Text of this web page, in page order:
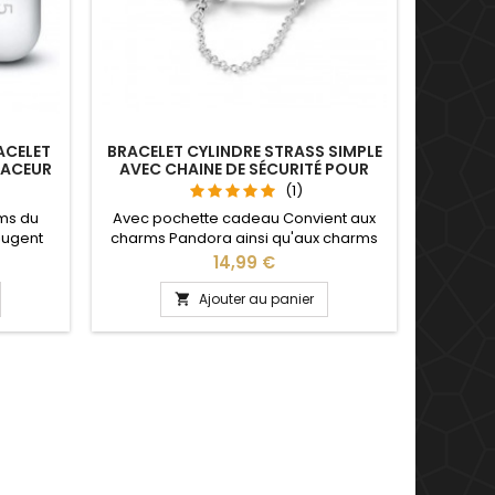
du
charm
de
BRACELET CYLINDRE STRASS SIMPLE
AVEC CHAINE DE SÉCURITÉ POUR
CHARM
(1)
Avec pochette cadeau Convient aux
charms Pandora ainsi qu'aux charms
de notre site idéal pour : Noël, Saint
Valentin, anniversaire, anniversaire de
mariage Plusieurs tailles disponible : 17,
18, 19, 20, 21 cm Pour la dimensions nous
conseillons 2cm en plus par rapport à
Prix
14,99 €
 Ajouter au panier